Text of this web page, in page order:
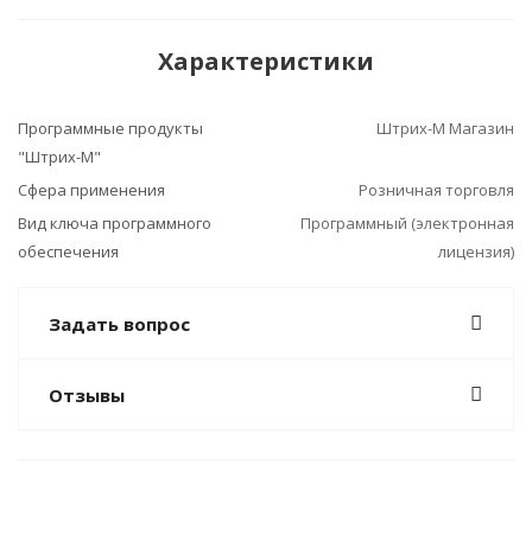
Характеристики
Программные продукты
"Штрих-М"
Штрих-М Магазин
Сфера применения
Розничная торговля
Вид ключа программного
обеспечения
Программный (электронная
лицензия)
Задать вопрос
Отзывы